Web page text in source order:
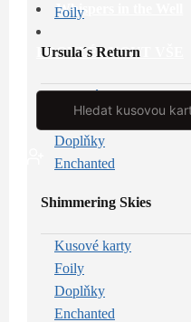
Whispers in the Well
PROHLÉDNOUT VŠE
Search
Foily
Ursula´s Return
Kusové karty
Foily
Doplňky
Enchanted
Shimmering Skies
Kusové karty
Foily
Doplňky
Enchanted